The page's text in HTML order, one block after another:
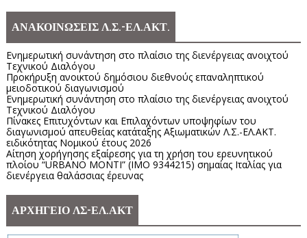
ΑΝΑΚΟΙΝΩΣΕΙΣ Λ.Σ.-ΕΛ.ΑΚΤ.
Ενημερωτική συνάντηση στο πλαίσιο της διενέργειας ανοιχτού
Τεχνικού Διαλόγου
Προκήρυξη ανοικτού δημόσιου διεθνούς επαναληπτικού
μειοδοτικού διαγωνισμού
Ενημερωτική συνάντηση στο πλαίσιο της διενέργειας ανοιχτού
Τεχνικού Διαλόγου
Πίνακες Επιτυχόντων και Επιλαχόντων υποψηφίων του
διαγωνισμού απευθείας κατάταξης Αξιωματικών Λ.Σ.-ΕΛ.ΑΚΤ.
ειδικότητας Νομικού έτους 2026
Αίτηση χορήγησης εξαίρεσης για τη χρήση του ερευνητικού
πλοίου “URBANO MONTI” (IMO 9344215) σημαίας Ιταλίας για
διενέργεια θαλάσσιας έρευνας
ΑΡΧΗΓΕΙΟ ΛΣ-ΕΛ.ΑΚΤ